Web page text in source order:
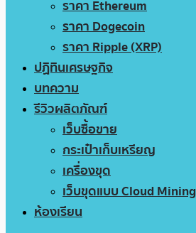
ราคา Ethereum
ราคา Dogecoin
ราคา Ripple (XRP)
ปฏิทินเศรษฐกิจ
บทความ
รีวิวผลิตภัณฑ์
เว็บซื้อขาย
กระเป๋าเก็บเหรียญ
เครื่องขุด
เว็บขุดแบบ Cloud Mining
ห้องเรียน